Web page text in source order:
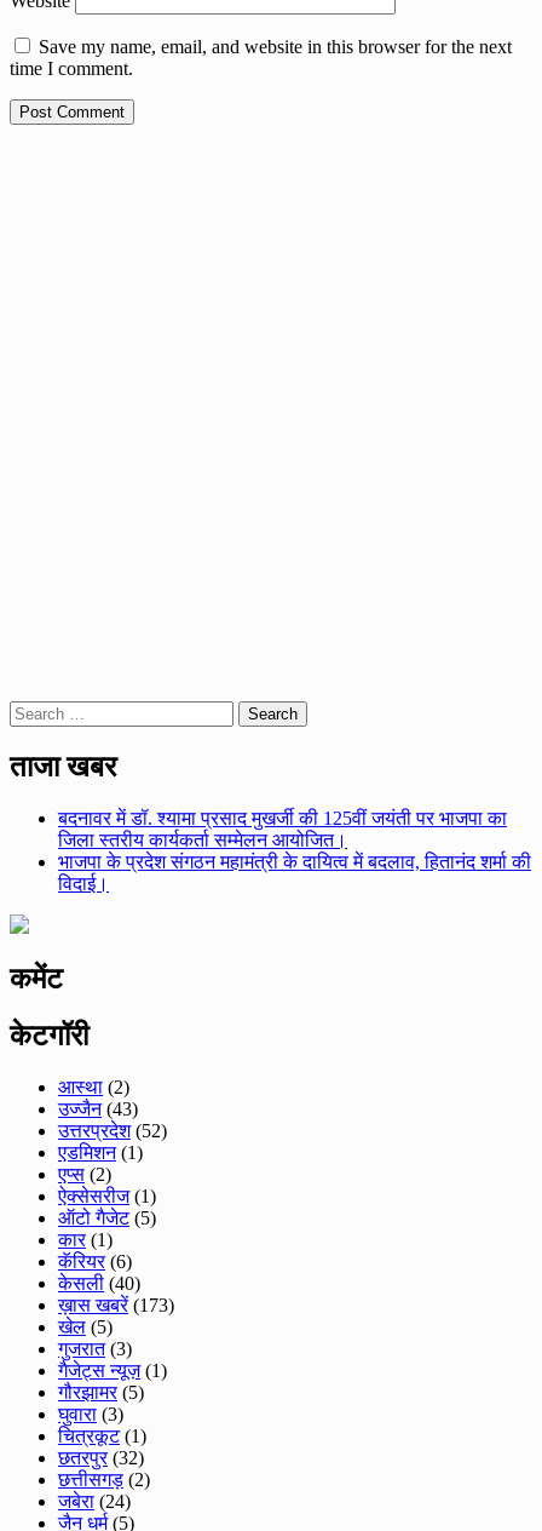
Save my name, email, and website in this browser for the next
time I comment.
Search
for:
ताजा खबर
बदनावर में डॉ. श्यामा प्रसाद मुखर्जी की 125वीं जयंती पर भाजपा का
जिला स्तरीय कार्यकर्ता सम्मेलन आयोजित।
भाजपा के प्रदेश संगठन महामंत्री के दायित्व में बदलाव, हितानंद शर्मा की
विदाई।
कमेंट
केटगॉरी
आस्था (2)
उज्जैन(43)
उत्तरप्रदेश(52)
एडमिशन(1)
एप्स (2)
ऐक्सेसरीज(1)
ऑटो गैजेट(5)
कार(1)
कॅरियर(6)
केसली (40)
ख़ास खबरें(173)
खेल (5)
गुजरात(3)
गैजेट्स न्यूज़(1)
गौरझामर(5)
घुवारा (3)
चित्रकूट(1)
छतरपुर(32)
छत्तीसगड़ (2)
जबेरा (24)
जैन धर्म(5)